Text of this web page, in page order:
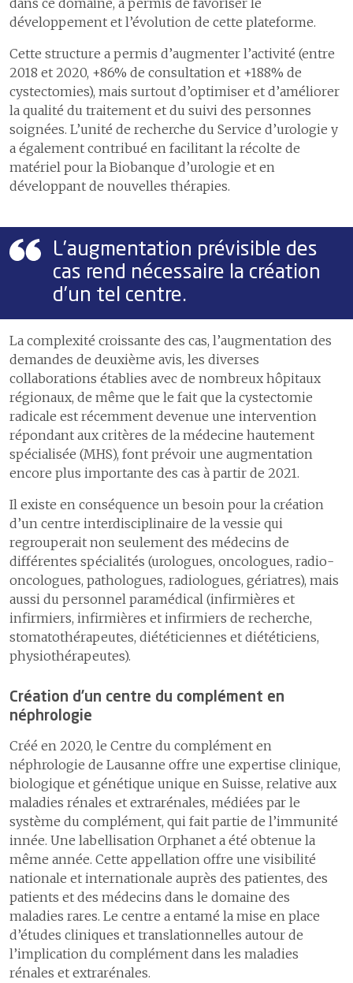
dans ce domaine, a permis de favoriser le
développement et l’évolution de cette plateforme.
Cette structure a permis d’augmenter l’activité (entre
2018 et 2020, +86% de consultation et +188% de
cystectomies), mais surtout d’optimiser et d’améliorer
la qualité du traitement et du suivi des personnes
soignées. L’unité de recherche du Service d’urologie y
a également contribué en facilitant la récolte de
matériel pour la Biobanque d’urologie et en
développant de nouvelles thérapies.
L’augmentation prévisible des
cas rend nécessaire la création
d’un tel centre.
La complexité croissante des cas, l’augmentation des
demandes de deuxième avis, les diverses
collaborations établies avec de nombreux hôpitaux
régionaux, de même que le fait que la cystectomie
radicale est récemment devenue une intervention
répondant aux critères de la médecine hautement
spécialisée (MHS), font prévoir une augmentation
encore plus importante des cas à partir de 2021.
Il existe en conséquence un besoin pour la création
d’un centre interdisciplinaire de la vessie qui
regrouperait non seulement des médecins de
différentes spécialités (urologues, oncologues, radio-
oncologues, pathologues, radiologues, gériatres), mais
aussi du personnel paramédical (infirmières et
infirmiers, infirmières et infirmiers de recherche,
stomatothérapeutes, diététiciennes et diététiciens,
physiothérapeutes).
Création d’un centre du complément en
néphrologie
Créé en 2020, le Centre du complément en
néphrologie de Lausanne offre une expertise clinique,
biologique et génétique unique en Suisse, relative aux
maladies rénales et extrarénales, médiées par le
système du complément, qui fait partie de l’immunité
innée. Une labellisation Orphanet a été obtenue la
même année. Cette appellation offre une visibilité
nationale et internationale auprès des patientes, des
patients et des médecins dans le domaine des
maladies rares. Le centre a entamé la mise en place
d’études cliniques et translationnelles autour de
l’implication du complément dans les maladies
rénales et extrarénales.